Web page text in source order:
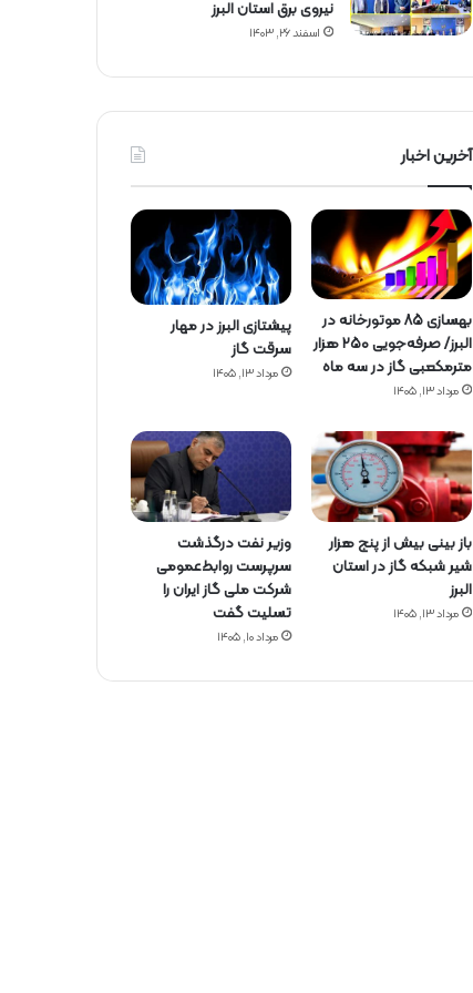
نیروی برق استان البرز
اسفند ۲۶, ۱۴۰۳
آخرین اخبار
بهسازی ۸۵ موتورخانه در
البرز/ صرفه‌جویی ۲۵۰ هزار
مترمکعبی گاز در سه ماه
مرداد ۱۳, ۱۴۰۵
پیشتازی البرز در مهار
سرقت گاز
مرداد ۱۳, ۱۴۰۵
باز بینی بیش از پنج هزار
شیر شبکه گاز در استان
البرز
مرداد ۱۳, ۱۴۰۵
وزیر نفت درگذشت
سرپرست روابط‌عمومی
شرکت ملی گاز ایران را
تسلیت گفت
مرداد ۱۰, ۱۴۰۵